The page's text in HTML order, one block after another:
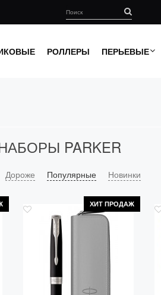
РОЛЛЕРЫ ПЕРЬЕВЫЕ
PARKER
Дороже Популярные Новинки
ХИТ ПРОДАЖ